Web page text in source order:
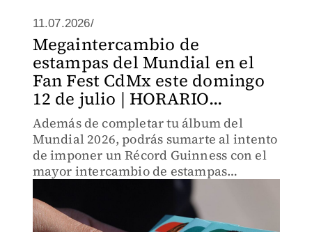
11.07.2026/
Megaintercambio de
estampas del Mundial en el
Fan Fest CdMx este domingo
12 de julio | HORARIO...
Además de completar tu álbum del
Mundial 2026, podrás sumarte al intento
de imponer un Récord Guinness con el
mayor intercambio de estampas